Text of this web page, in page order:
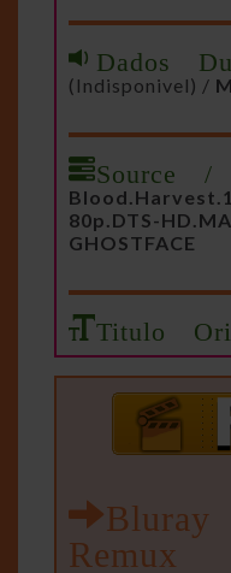
Dados
(Indisponivel) /
Source /
80p.DTS-
GHOSTFACE
Titulo
Remux